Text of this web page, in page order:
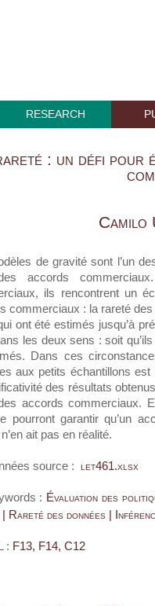
RESEARCH
: un défi pour
Camilo
de gravité sont l’un
accords
ils rencontrent un
commerciaux : la rareté
ont été estimés jusqu’à
les deux sens : soit
Dans ces
aux petits échantillons
des résultats
accords commerciaux.
pourront garantir qu’un
n’en ait pas en réalité.
source : let461.xlsx
: Évaluation des
Rareté des données |
: F13, F14, C12